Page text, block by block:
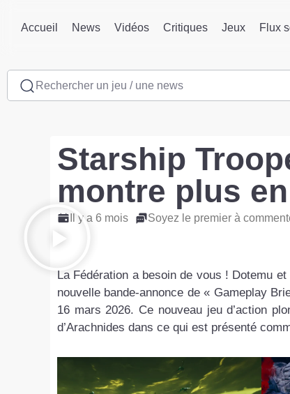
Accueil News Vidéos Critiques Jeux Flux
Rechercher un jeu / une news
Starship
montre plus
Il y a 6 mois Soyez le premier à
La Fédération a besoin de vous ! Dotemu
nouvelle bande-annonce de « Gameplay
16 mars 2026. Ce nouveau jeu d’action
d’Arachnides dans ce qui est présenté